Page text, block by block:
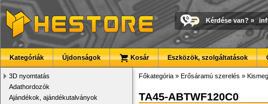
Kérdése van? »
Kategóriák Újdonságok Kosár Eszközök, szolgáltatások
3D nyomtatás
Adathordozók
Ajándékok, ajándékutalványok
Főkategória » Erősáramú szerelés »
TA45-ABTWF120C0